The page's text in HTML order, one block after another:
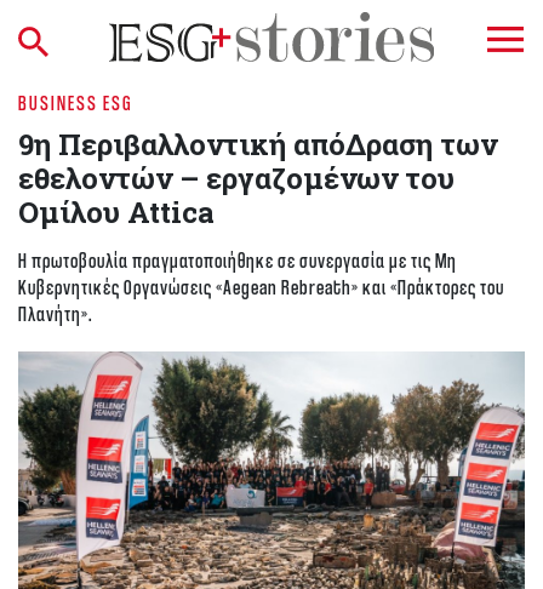
BUSINESS ESG
9η Περιβαλλοντική απόΔραση των
εθελοντών – εργαζομένων του
Ομίλου Attica
Η πρωτοβουλία πραγματοποιήθηκε σε συνεργασία με τις Μη
Κυβερνητικές Οργανώσεις «Aegean Rebreath» και «Πράκτορες του
Πλανήτη».